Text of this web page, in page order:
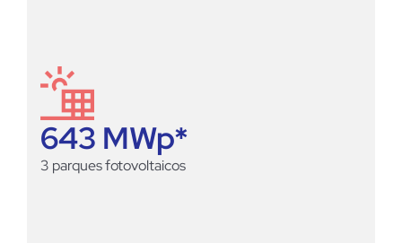
3 parques fotovoltaicos
643 MWp*